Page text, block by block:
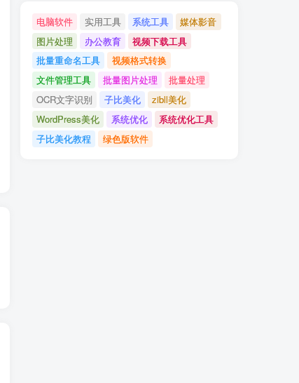
电脑软件 实用工具 系统工具
媒体影音
图片处理
办公教育
视频下载工具
批量重命名工具
视频格式转换
文件管理工具
批量图片处理
批量处理
OCR文字识别
子比美化
zibll美化
WordPress美化
系统优化
系统优化工具
子比美化教程
绿色版软件